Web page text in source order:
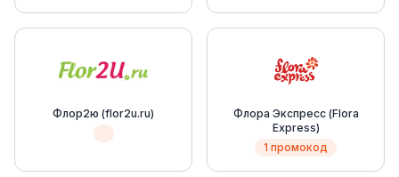
Флор2ю (flor2u.ru)
Флора Экспресс (Flora
Express)
1 промокод